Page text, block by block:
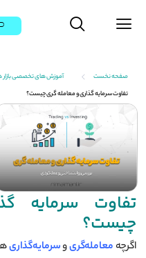
صفحه نخست آموزش های تخصصی بازار
تفاوت سرمایه گذاری و معامله گری چیست؟
تفاوت سرمایه
چیست؟
اگرچهمعامله‌گریوسرمایه‌گذاری